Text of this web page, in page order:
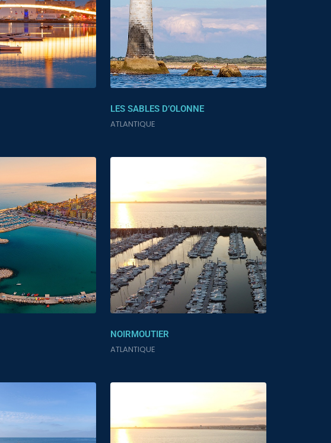
LES SABLES D’OLONNE
ATLANTIQUE
NOIRMOUTIER
ATLANTIQUE